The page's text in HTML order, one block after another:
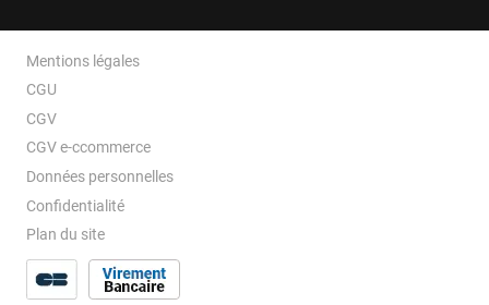
Mentions légales
CGU
CGV
CGV e-ccommerce
Données personnelles
Confidentialité
Plan du site